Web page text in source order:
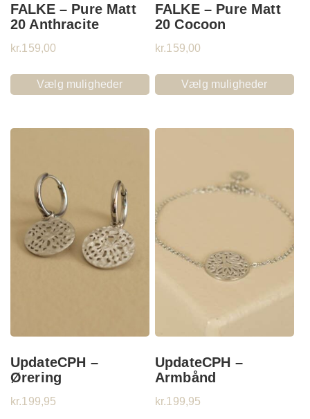
FALKE – Pure Matt
20 Anthracite
kr.159,00
Vælg muligheder
FALKE – Pure Matt
20 Cocoon
kr.159,00
Vælg muligheder
UpdateCPH –
Ørering
kr.199,95
UpdateCPH –
Armbånd
kr.199,95